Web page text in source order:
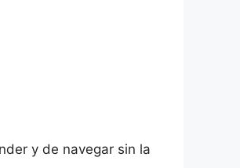
y de navegar sin la